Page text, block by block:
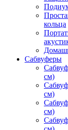
кольца
Сабвуферы
см)
см)
см)